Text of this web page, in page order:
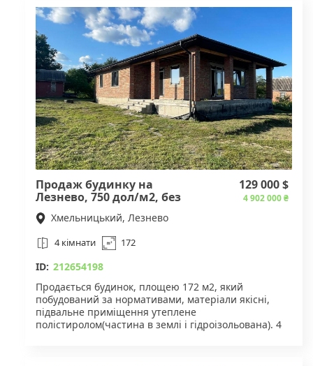
вартістю 80 000 дол.
Продаж БЕЗ КОМІСІЇ! Вартість - 95 000 дол.
Дуже топова пропозиція житла з власною
розвиненою інфраструктурою!
Для деталей звертайтесь за вказаним номером
телефону.
Продаж будинку на
Лезнево, 750 дол/м2, без
комісії!
129 000 $
4 902 000 ₴
Хмельницький, Лезнево
4 кімнати 172
ID: 212654198
Продається будинок, площею 172 м2, який
побудований за нормативами, матеріали якісні,
підвальне приміщення утеплене
полістиролом(частина в землі і гідроізольована). 4